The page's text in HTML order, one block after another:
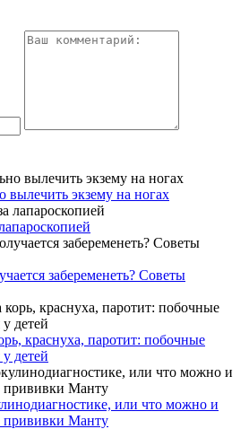
вылечить экзему на ногах
забеременеть? Советы
краснуха, паротит: побочные
детей
или что можно и
прививки Манту